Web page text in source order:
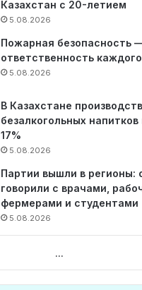
Казахстан с 20-летием
5.08.2026
Пожарная безопасность
ответственность каждого
5.08.2026
В Казахстане
безалкогольных
17%
5.08.2026
Партии вышли в регионы:
говорили с врачами,
фермерами и студентами
5.08.2026
...